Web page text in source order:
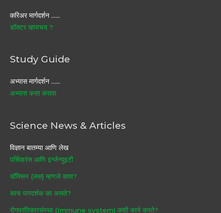
करिअर मार्गदर्शन ……
डॉक्टर व्हायचय ?
Study Guide
अभ्यास मार्गदर्शन ……
अभ्यास कसा करावा
Science News & Articles
विज्ञान बातम्या आणि लेख
पर्सिव्हरंस आणि इन्जेन्युइटी
व्हॅक्सिन (लस) म्हणजे काय?
काच पारदर्शक का असते?
रोगप्रतिकारसंस्था (Immune system) कशी कार्य करते?